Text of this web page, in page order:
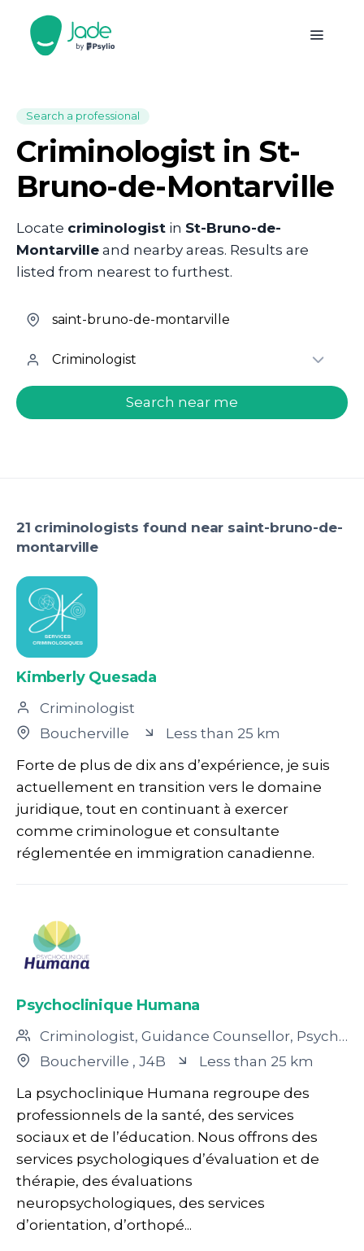
Search a professional
Criminologist in St-
Bruno-de-Montarville
Locate criminologist in St-Bruno-de-
Montarville and nearby areas. Results are
listed from nearest to furthest.
welcome.search.find.subtitle
Search near me
21 criminologists found near saint-bruno-de-
montarville
Kimberly Quesada
Criminologist
Boucherville
Less than 25 km
Forte de plus de dix ans d’expérience, je suis
actuellement en transition vers le domaine
juridique, tout en continuant à exercer
comme criminologue et consultante
réglementée en immigration canadienne.
Psychoclinique Humana
Criminologist, Guidance Counsellor, Psychoeducator, Psychologist, Social Worker, Psychotherapist
Boucherville , J4B
Less than 25 km
La psychoclinique Humana regroupe des
professionnels de la santé, des services
sociaux et de l’éducation. Nous offrons des
services psychologiques d’évaluation et de
thérapie, des évaluations
neuropsychologiques, des services
d’orientation, d’orthopé...